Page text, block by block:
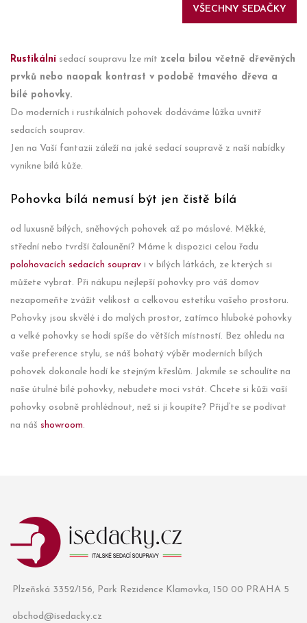
VŠECHNY SEDAČKY
Rustikální sedací soupravu lze mít zcela bílou včetně dřevěných
prvků nebo naopak kontrast v podobě tmavého dřeva a
bílé pohovky.
Do moderních i rustikálních pohovek dodáváme lůžka uvnitř
sedacích souprav.
Jen na Vaší fantazii záleží na jaké sedací soupravě z naší nabídky
vynikne bílá kůže.
Pohovka bílá nemusí být jen čistě bílá
od luxusně bílých, sněhových pohovek až po máslové. Měkké,
střední nebo tvrdší čalounění? Máme k dispozici celou řadu
polohovacích sedacích souprav i v bílých látkách, ze kterých si
můžete vybrat. Při nákupu nejlepší pohovky pro váš domov
nezapomeňte zvážit velikost a celkovou estetiku vašeho prostoru.
Pohovky jsou skvělé i do malých prostor, zatímco hluboké pohovky
a velké pohovky se hodí spíše do větších místností. Bez ohledu na
vaše preference stylu, se náš bohatý výběr moderních bílých
pohovek dokonale hodí ke stejným křeslům. Jakmile se schoulíte na
naše útulné bílé pohovky, nebudete moci vstát. Chcete si kůži vaší
pohovky osobně prohlédnout, než si ji koupíte? Přijďte se podívat
na náš showroom.
Plzeňská 3352/156, Park Rezidence Klamovka, 150 00 PRAHA 5
obchod@isedacky.cz